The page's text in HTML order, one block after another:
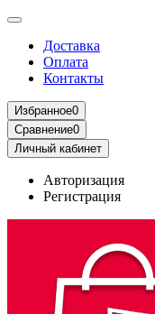
Доставка
Оплата
Контакты
Избранное0
Сравнение0
Личный кабинет
Авторизация
Регистрация